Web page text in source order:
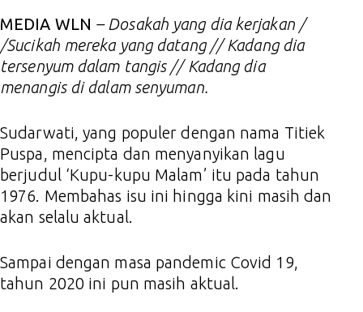
MEDIA WLN – Dosakah yang dia kerjakan /
/Sucikah mereka yang datang // Kadang dia
tersenyum dalam tangis // Kadang dia
menangis di dalam senyuman.
Sudarwati, yang populer dengan nama Titiek
Puspa, mencipta dan menyanyikan lagu
berjudul ‘Kupu-kupu Malam’ itu pada tahun
1976. Membahas isu ini hingga kini masih dan
akan selalu aktual.
Sampai dengan masa pandemic Covid 19,
tahun 2020 ini pun masih aktual.